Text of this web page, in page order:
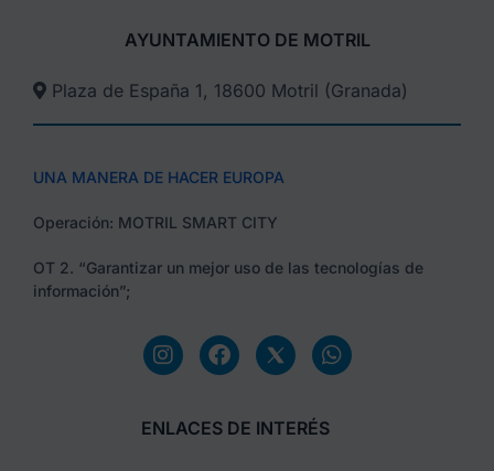
AYUNTAMIENTO DE MOTRIL
Plaza de España 1, 18600 Motril (Granada)​
UNA MANERA DE HACER EUROPA
Operación: MOTRIL SMART CITY
OT 2. “Garantizar un mejor uso de las tecnologías de
información”;
ENLACES DE INTERÉS